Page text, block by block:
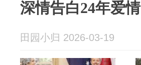
深情告白24年爱情
田园小归 2026-03-19